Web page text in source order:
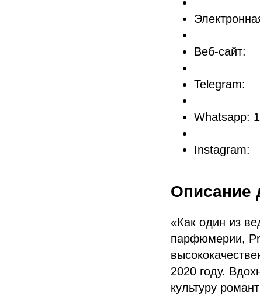
Веб-сайт:
Telegram:
Whatsapp:
Instagram:
Описание
«Как один из
парфюмерии,
2020 году.
культуру